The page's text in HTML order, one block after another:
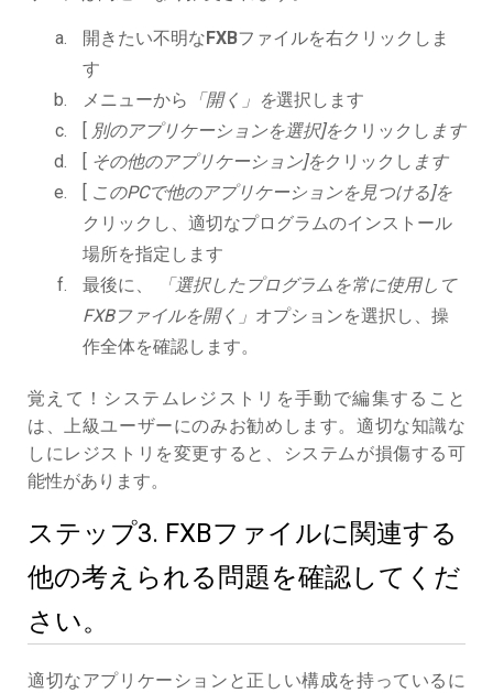
開きたい不明なFXBファイルを右クリックしま
す
メニューから
「開く」を選択します
[ 別のアプリケーションを選択]をクリックし ます
[ その他のアプリケーション]をクリックし ます
[ このPCで他のアプリケーションを見つける]を
クリックし、適切なプログラムのインストール
場所を指定します
最後に、
「選択したプログラムを常に使用して
FXBファイルを開く」 オプションを選択し、操
作全体を確認します。
覚えて！システムレジストリを手動で編集すること
は、上級ユーザーにのみお勧めします。適切な知識な
しにレジストリを変更すると、システムが損傷する可
能性があります。
ステップ3. FXBファイルに関連する
他の考えられる問題を確認してくだ
さい。
適切なアプリケーションと正しい構成を持っているに